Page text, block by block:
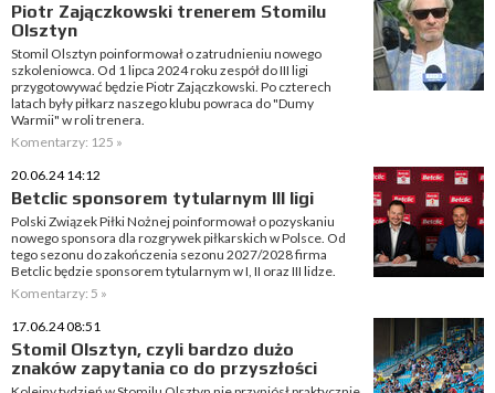
Piotr Zajączkowski trenerem Stomilu
Olsztyn
Stomil Olsztyn poinformował o zatrudnieniu nowego
szkoleniowca. Od 1 lipca 2024 roku zespół do III ligi
przygotowywać będzie Piotr Zajączkowski. Po czterech
latach były piłkarz naszego klubu powraca do "Dumy
Warmii" w roli trenera.
Komentarzy: 125 »
20.06.24 14:12
Betclic sponsorem tytularnym III ligi
Polski Związek Piłki Nożnej poinformował o pozyskaniu
nowego sponsora dla rozgrywek piłkarskich w Polsce. Od
tego sezonu do zakończenia sezonu 2027/2028 firma
Betclic będzie sponsorem tytularnym w I, II oraz III lidze.
Komentarzy: 5 »
17.06.24 08:51
Stomil Olsztyn, czyli bardzo dużo
znaków zapytania co do przyszłości